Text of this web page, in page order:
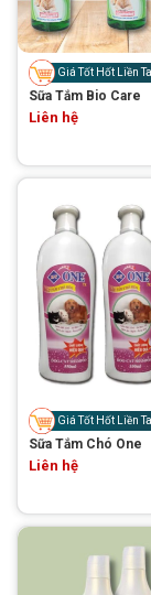
spa cho thú
Chính sách
Chính sách
LIÊN HỆ
Giá Tốt Hốt Liền
Sữa Tắm Bio Care
Liên hệ
Giá Tốt Hốt Liền
Sữa Tắm Chó One
Liên hệ